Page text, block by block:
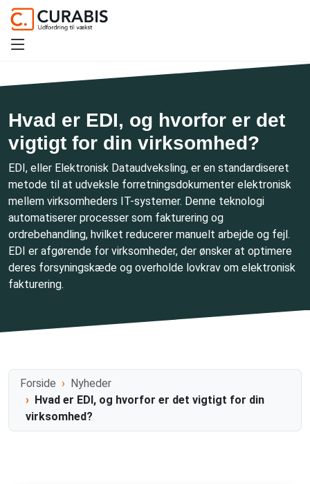
Hvad er EDI, og hvorfor er det
vigtigt for din virksomhed?
EDI, eller Elektronisk Dataudveksling, er en standardiseret
metode til at udveksle forretningsdokumenter elektronisk
mellem virksomheders IT-systemer. Denne teknologi
automatiserer processer som fakturering og
ordrebehandling, hvilket reducerer manuelt arbejde og fejl.
EDI er afgørende for virksomheder, der ønsker at optimere
deres forsyningskæde og overholde lovkrav om elektronisk
fakturering.
Forside
Nyheder
Hvad er EDI, og hvorfor er det vigtigt for din
virksomhed?